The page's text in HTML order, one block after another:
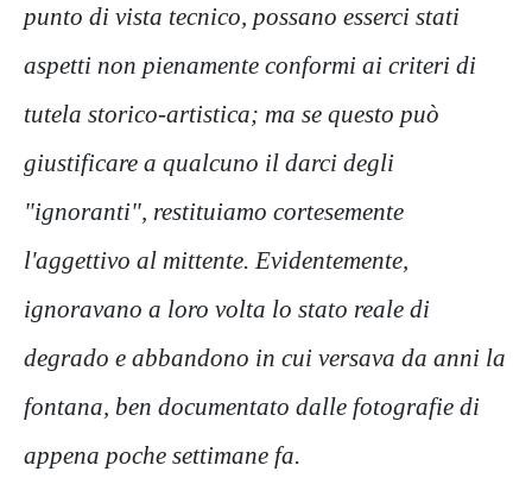
punto di vista tecnico, possano esserci stati
aspetti non pienamente conformi ai criteri di
tutela storico-artistica; ma se questo può
giustificare a qualcuno il darci degli
"ignoranti", restituiamo cortesemente
l'aggettivo al mittente. Evidentemente,
ignoravano a loro volta lo stato reale di
degrado e abbandono in cui versava da anni la
fontana, ben documentato dalle fotografie di
appena poche settimane fa.